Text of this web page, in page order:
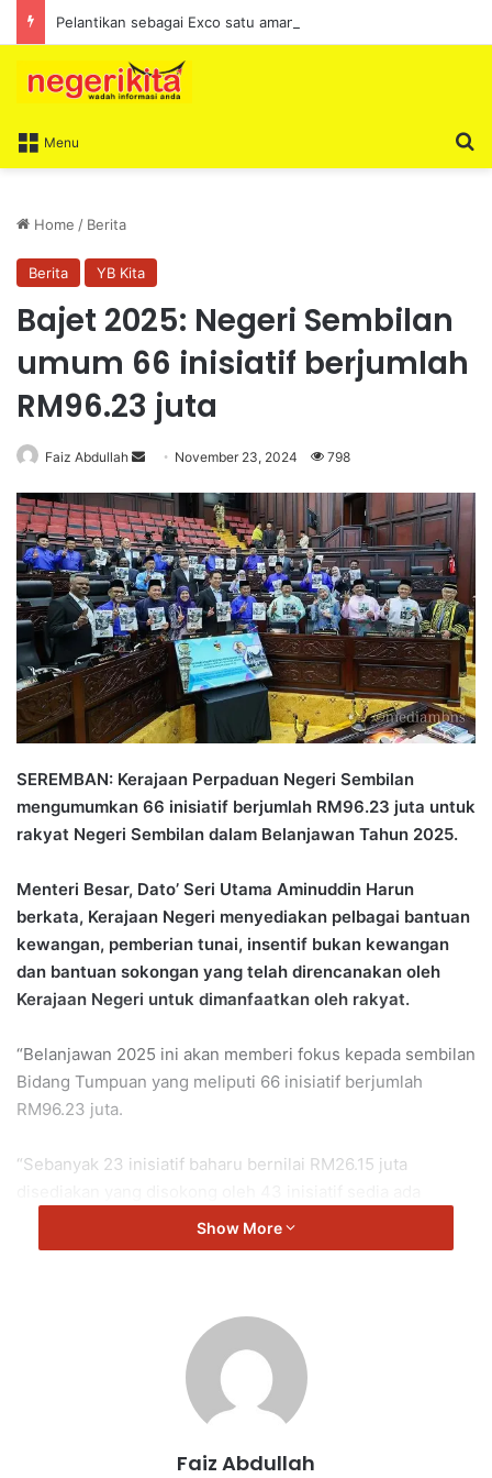
Menu
Home / Berita
Berita YB Kita
Bajet 2025: Negeri Sembilan
umum 66 inisiatif berjumlah
RM96.23 juta
Faiz Abdullah
n
d
a
n
e
m
i
l
November 23, 2024 798
SEREMBAN: Kerajaan Perpaduan Negeri Sembilan
mengumumkan 66 inisiatif berjumlah RM96.23 juta untuk
rakyat Negeri Sembilan dalam Belanjawan Tahun 2025.
Menteri Besar, Dato’ Seri Utama Aminuddin Harun
berkata, Kerajaan Negeri menyediakan pelbagai bantuan
kewangan, pemberian tunai, insentif bukan kewangan
dan bantuan sokongan yang telah direncanakan oleh
Kerajaan Negeri untuk dimanfaatkan oleh rakyat.
“Belanjawan 2025 ini akan memberi fokus kepada sembilan
Bidang Tumpuan yang meliputi 66 inisiatif berjumlah
RM96.23 juta.
“Sebanyak 23 inisiatif baharu bernilai RM26.15 juta
dengan nilai RM70.08 juta,” kata beliau.
i. Bidang Tumpuan Pertama: Kemampanan Ekonomi Rakyat
dengan peruntukan sebanyak RM6.35 juta;
peruntukan sebanyak RM8.63 juta;
Show More
Faiz Abdullah